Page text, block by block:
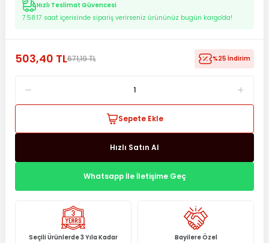
Hızlı Teslimat Güvencesi
7:58:17 saat içerisinde sipariş verirseniz ürününüz bugün kargo'da!
503,40 TL671,19 TL %25 İndirim
Sepete Ekle
Hızlı Satın Al
Whatsapp İle İletişime Geç
Seçili Ürünlerde 3 Yıla Kadar
Bayilere Özel